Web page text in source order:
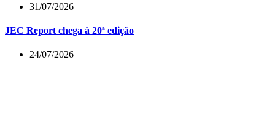
31/07/2026
JEC Report chega à 20ª edição
24/07/2026